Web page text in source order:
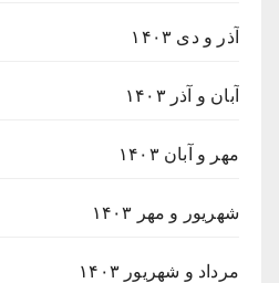
آذر و دی ۱۴۰۳
آبان و آذر ۱۴۰۳
مهر و آبان ۱۴۰۳
شهریور و مهر ۱۴۰۳
مرداد و شهریور ۱۴۰۳